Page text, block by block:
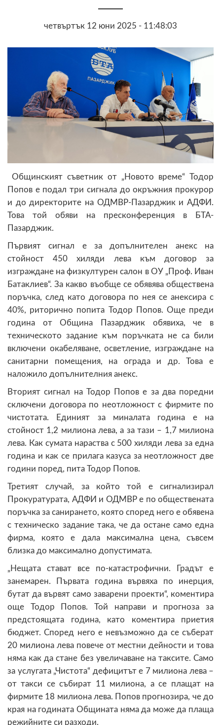
четвъртък 12 юни 2025 - 11:48:03
Общинският съветник от „Новото време“ Тодор
Попов е подал три сигнала до окръжния прокурор
и до директорите на ОДМВР-Пазарджик и АДФИ.
Това той обяви на пресконференция в БТА-
Пазарджик.
Първият сигнал е за допълнителен анекс на
стойност 450 хиляди лева към договор за
изграждане на физкултурен салон в ОУ „Проф. Иван
Батаклиев“. За какво въобще се обявява обществена
поръчка, след като договора по нея се анексира с
40%, риторично попита Тодор Попов. Още преди
година от Община Пазарджик обявиха, че в
техническото задание към поръчката не са били
включени окабеляване, осветление, изграждане на
санитарни помещения, на ограда и др. Това е
наложило допълнителния анекс.
Вторият сигнал на Тодор Попов е за два поредни
сключени договора по неотложност с фирмите по
чистотата. Единият за миналата година е на
стойност 1,2 милиона лева, а за тази – 1,7 милиона
лева. Как сумата нараства с 500 хиляди лева за една
година и как се прилага казуса за неотложност две
години поред, пита Тодор Попов.
Третият случай, за който той е сигнализирал
Прокуратурата, АДФИ и ОДМВР е по обществената
поръчка за санирането, която според него е обявена
с техническо задание така, че да остане само една
фирма, която е дала максимална цена, съвсем
близка до максимално допустимата.
„Нещата стават все по-катастрофични. Градът е
занемарен. Първата година вървяха по инерция,
бутат да вървят само заварени проекти“, коментира
още Тодор Попов. Той направи и прогноза за
предстоящата година, като коментира приетия
бюджет. Според него е невъзможно да се съберат
20 милиона лева повече от местни дейности и това
няма как да стане без увеличаване на таксите. Само
за услугата „Чистота“ дефицитът е 7 милиона лева –
от такси се събират 11 милиона, а се плащат на
фирмите 18 милиона лева. Попов прогнозира, че до
края на годината Общината няма да може да плаща
режийните си разходи.